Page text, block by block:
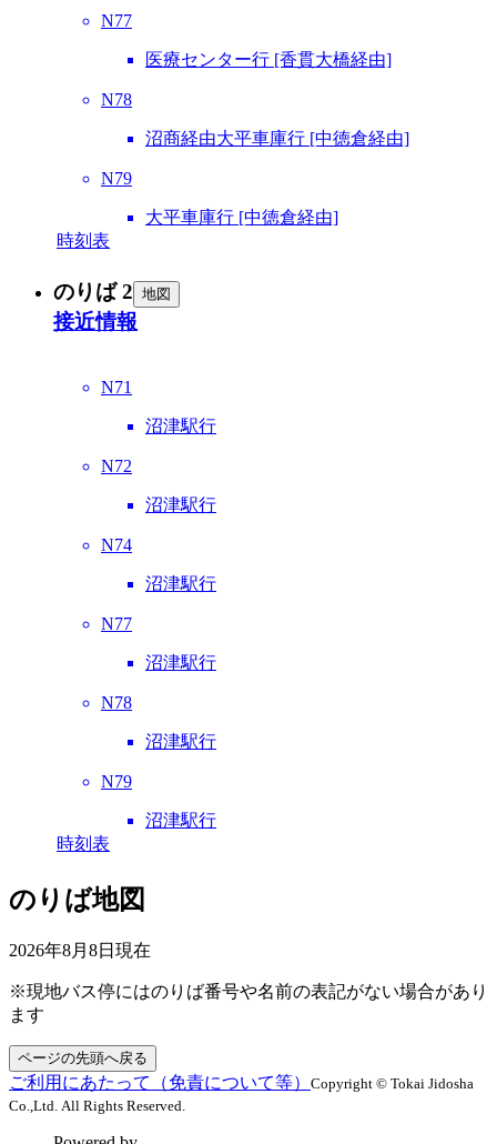
N77
医療センター行 [香貫大橋経由]
N78
沼商経由大平車庫行 [中徳倉経由]
N79
大平車庫行 [中徳倉経由]
時刻表
のりば 2 地図
接近情報
N71
沼津駅行
N72
沼津駅行
N74
沼津駅行
N77
沼津駅行
N78
沼津駅行
N79
沼津駅行
時刻表
のりば地図
2026年8月8日 現在
※現地バス停にはのりば番号や名前の表記がない場合があり
ます
ページの先頭へ戻る
ご利用にあたって（免責について等） Copyright © Tokai Jidosha
Co.,Ltd. All Rights Reserved.